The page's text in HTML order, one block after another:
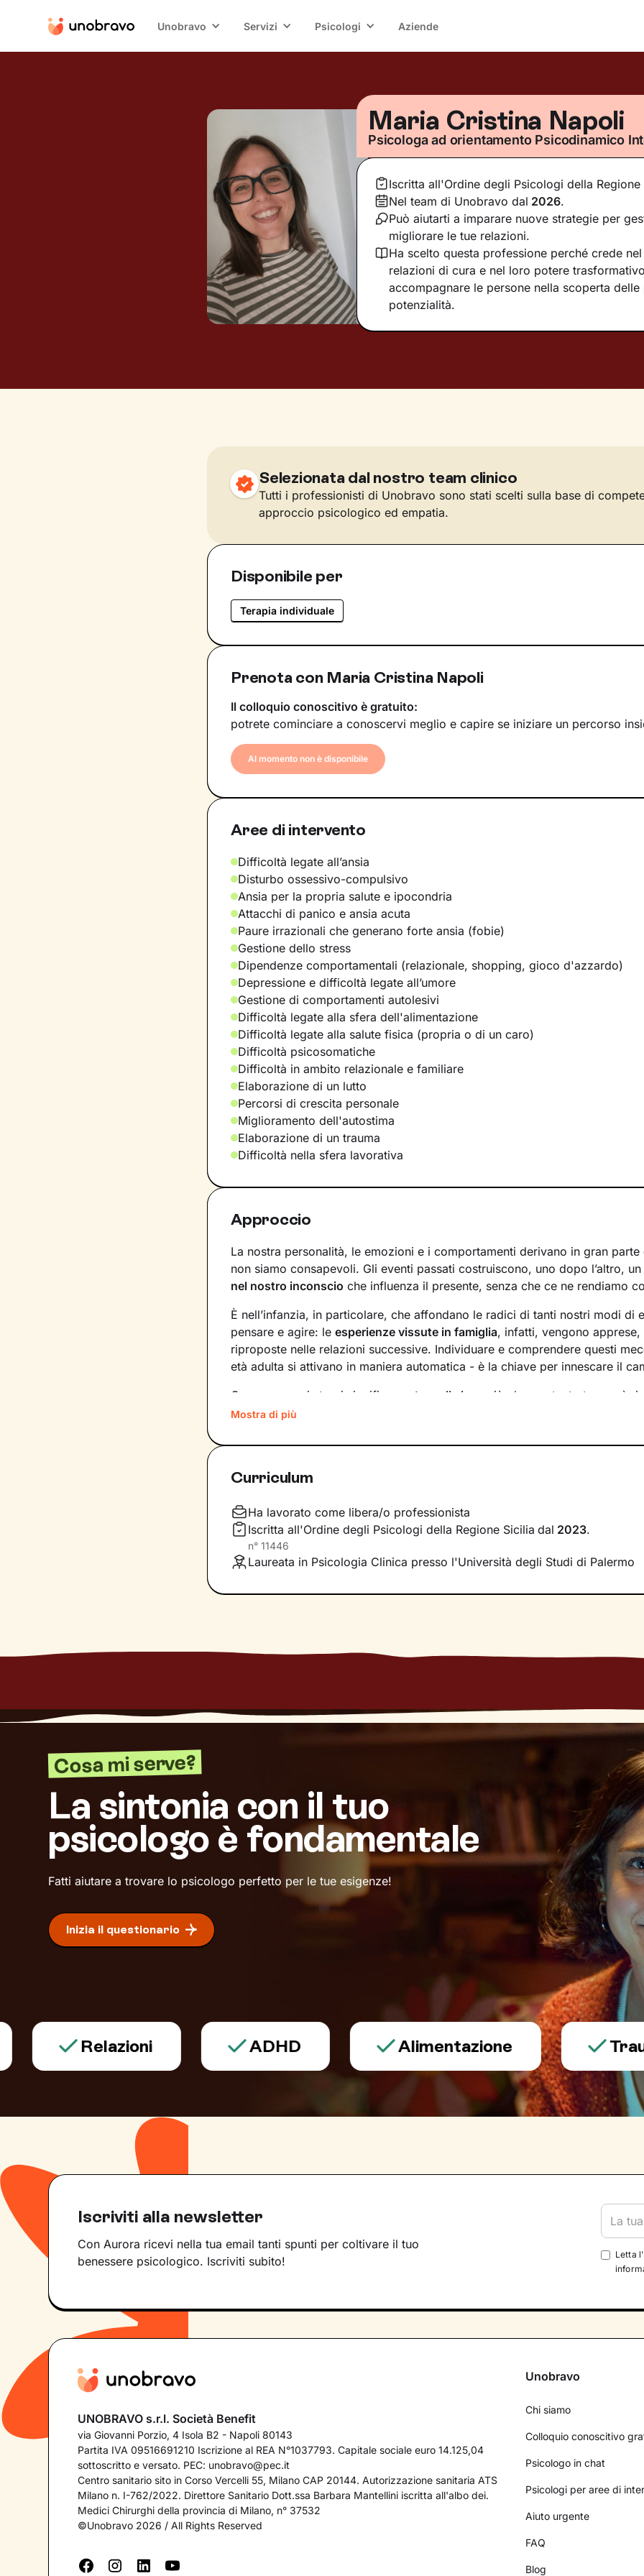
Unobravo Servizi Psicologi Aziende
Maria Cristina Napoli
Psicologa ad orientamento Psicodinamico
Iscritta all'Ordine degli Psicologi della Regione
Nel team di Unobravo dal 2026.
Può aiutarti a imparare nuove strategie per
migliorare le tue relazioni.
Ha scelto questa professione perché crede
relazioni di cura e nel loro potere
accompagnare le persone nella scoperta
potenzialità.
Selezionata dal nostro team clinico
Tutti i professionisti di Unobravo sono stati scelti sulla base di
approccio psicologico ed empatia.
Disponibile per
Terapia individuale
Prenota con Maria Cristina Napoli
Il colloquio conoscitivo è gratuito:
potrete cominciare a conoscervi meglio e capire se iniziare un percorso
Al momento non è disponibile
Aree di intervento
Difficoltà legate all’ansia
Disturbo ossessivo-compulsivo
Ansia per la propria salute e ipocondria
Attacchi di panico e ansia acuta
Paure irrazionali che generano forte ansia (fobie)
Gestione dello stress
Dipendenze comportamentali (relazionale, shopping, gioco d'azzardo)
Depressione e difficoltà legate all’umore
Gestione di comportamenti autolesivi
Difficoltà legate alla sfera dell'alimentazione
Difficoltà legate alla salute fisica (propria o di un caro)
Difficoltà psicosomatiche
Difficoltà in ambito relazionale e familiare
Elaborazione di un lutto
Percorsi di crescita personale
Miglioramento dell'autostima
Elaborazione di un trauma
Difficoltà nella sfera lavorativa
Approccio
La nostra personalità, le emozioni e i comportamenti derivano in gran
non siamo consapevoli. Gli eventi passati costruiscono, uno dopo l’altro, un
nel nostro inconscio che influenza il presente, senza che ce ne rendiamo
È nell’infanzia, in particolare, che affondano le radici di tanti nostri modi di
pensare e agire: le esperienze vissute in famiglia, infatti, vengono
riproposte nelle relazioni successive. Individuare e comprendere questi
età adulta si attivano in maniera automatica - è la chiave per innescare il
Conoscere noi stessi significa
portare alla luce
ciò che per tanto tempo è
quinte: raggiungere questo tipo di consapevolezza è il primo passo
aiutandoti a far
definiscono ma di cui non sei ancora pienamente cosciente.
Questo ti consentirà di riscoprire alcune tue qualità che erano rimaste in
individuare risorse interiori che ti permetteranno diesprimerti con modalità
Mostra di più
Curriculum
Ha lavorato come libera/o professionista
Iscritta all'Ordine degli Psicologi della Regione Sicilia dal 2023.
n° 11446
Laureata in Psicologia Clinica presso l'Università degli Studi di Palermo
Cosa mi serve?
La sintonia con il tuo
psicologo è fondamentale
Fatti aiutare a trovare lo psicologo perfetto per le tue esigenze!
Inizia il questionario
Relazioni ADHD Alimentazione
Iscriviti alla newsletter
Con Aurora ricevi nella tua email tanti spunti per coltivare il tuo
benessere psicologico. Iscriviti subito!
Letta l'
UNOBRAVO s.r.l. Società Benefit
via Giovanni Porzio, 4 Isola B2 - Napoli 80143
Partita IVA 09516691210 Iscrizione al REA N°1037793. Capitale sociale euro 14.125,04
sottoscritto e versato. PEC: unobravo@pec.it
Centro sanitario sito in Corso Vercelli 55, Milano CAP 20144. Autorizzazione sanitaria ATS
Milano n. I-762/2022. Direttore Sanitario Dott.ssa Barbara Mantellini iscritta all'albo dei.
Medici Chirurghi della provincia di Milano, n° 37532
©Unobravo 2026 / All Rights Reserved
Unobravo
Chi siamo
Colloquio conoscitivo
Psicologo in chat
Psicologi per aree di
Aiuto urgente
FAQ
Blog